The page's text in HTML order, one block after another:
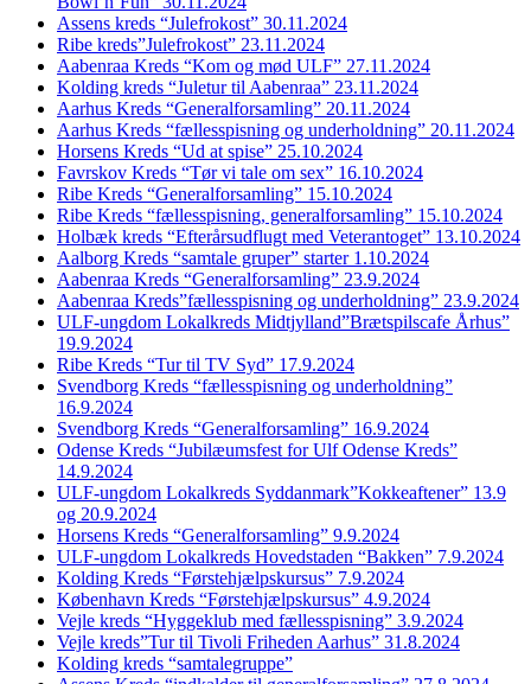
Assens kreds “Julefrokost” 30.11.2024
Ribe kreds”Julefrokost” 23.11.2024
Aabenraa Kreds “Kom og mød ULF” 27.11.2024
Kolding kreds “Juletur til Aabenraa” 23.11.2024
Aarhus Kreds “Generalforsamling” 20.11.2024
Aarhus Kreds “fællesspisning og underholdning” 20.11.2024
Horsens Kreds “Ud at spise” 25.10.2024
Favrskov Kreds “Tør vi tale om sex” 16.10.2024
Ribe Kreds “Generalforsamling” 15.10.2024
Ribe Kreds “fællesspisning, generalforsamling” 15.10.2024
Holbæk kreds “Efterårsudflugt med Veterantoget” 13.10.2024
Aalborg Kreds “samtale gruper” starter 1.10.2024
Aabenraa Kreds “Generalforsamling” 23.9.2024
Aabenraa Kreds”fællesspisning og underholdning” 23.9.2024
ULF-ungdom Lokalkreds Midtjylland”Brætspilscafe Århus”
19.9.2024
Ribe Kreds “Tur til TV Syd” 17.9.2024
Svendborg Kreds “fællesspisning og underholdning”
16.9.2024
Svendborg Kreds “Generalforsamling” 16.9.2024
Odense Kreds “Jubilæumsfest for Ulf Odense Kreds”
14.9.2024
ULF-ungdom Lokalkreds Syddanmark”Kokkeaftener” 13.9
og 20.9.2024
Horsens Kreds “Generalforsamling” 9.9.2024
ULF-ungdom Lokalkreds Hovedstaden “Bakken” 7.9.2024
Kolding Kreds “Førstehjælpskursus” 7.9.2024
København Kreds “Førstehjælpskursus” 4.9.2024
Vejle kreds “Hyggeklub med fællesspisning” 3.9.2024
Vejle kreds”Tur til Tivoli Friheden Aarhus” 31.8.2024
Kolding kreds “samtalegruppe”